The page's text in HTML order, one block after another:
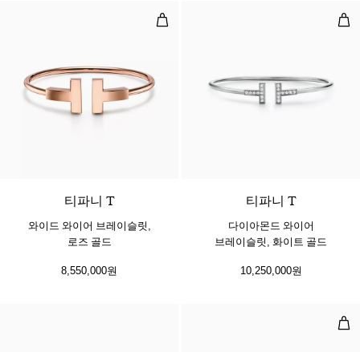
와이드 와이어 브레이슬릿, 로즈 골
티파니 T
와이드 와이어 브레이슬릿,
로즈 골드
8,550,000원
다
티파니 T
다이아몬드 와이어
브레이슬릿, 화이트 골드
10,250,000원
뱅